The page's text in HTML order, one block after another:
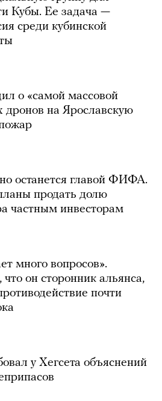
Кубы. Ее задача —
среди кубинской
о «самой массовой
дронов на Ярославскую
останется главой ФИФА.
продать долю
частным инвесторам
много вопросов».
он сторонник альянса,
почти
у Хегсета объяснений